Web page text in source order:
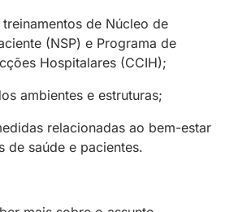
de Núcleo de
(NSP) e Programa de
Hospitalares (CCIH);
ambientes e estruturas;
relacionadas ao bem-estar
de saúde e pacientes.